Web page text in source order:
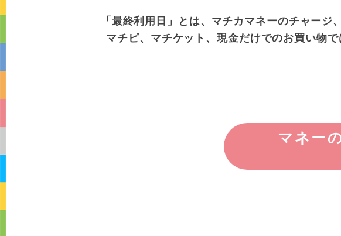
「最終利用日」とは、マチカマネーのチャー
マチピ、マチケット、現金だけでのお買い物
マネー